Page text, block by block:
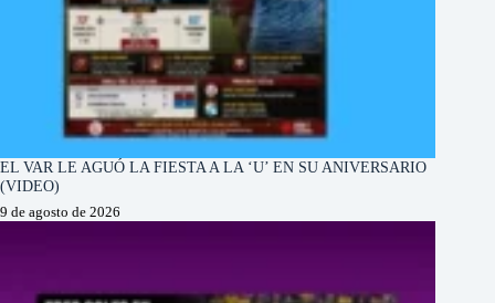
EL VAR LE AGUÓ LA FIESTA A LA ‘U’ EN SU ANIVERSARIO
(VIDEO)
9 de agosto de 2026